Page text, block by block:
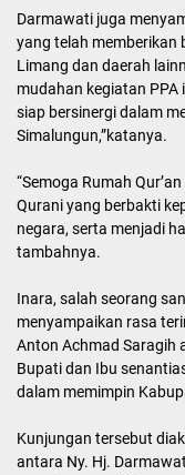
Darmawati juga
yang telah memberikan
Limang dan daerah
mudahan kegiatan PPA
siap bersinergi dalam
Simalungun,”katanya.
“Semoga Rumah
Qurani yang berbakti
negara, serta menjadi
tambahnya.
Inara, salah seorang
menyampaikan rasa
Anton Achmad Saragih
Bupati dan Ibu
dalam memimpin
Kunjungan tersebut
antara Ny. Hj.